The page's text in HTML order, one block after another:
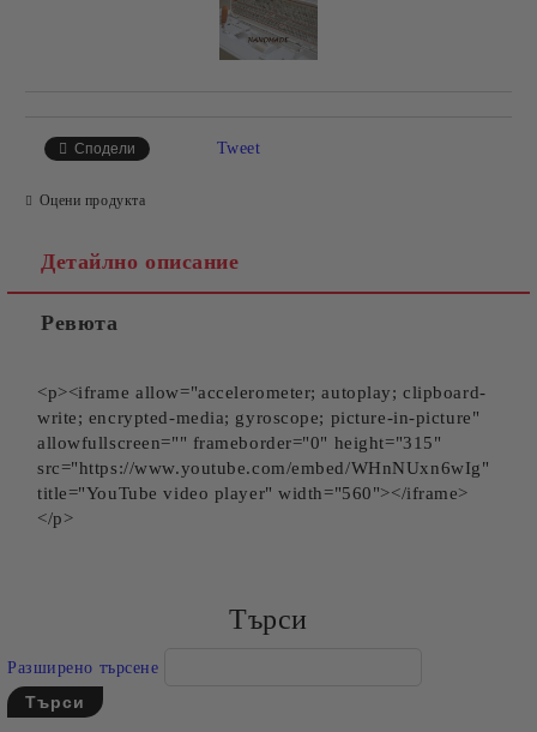
Сподели Tweet
Оцени продукта
Детайлно описание
Ревюта
<p><iframe allow="accelerometer; autoplay; clipboard-
write; encrypted-media; gyroscope; picture-in-picture"
allowfullscreen="" frameborder="0" height="315"
src="https://www.youtube.com/embed/WHnNUxn6wIg"
title="YouTube video player" width="560"></iframe>
</p>
Търси
Разширено търсене